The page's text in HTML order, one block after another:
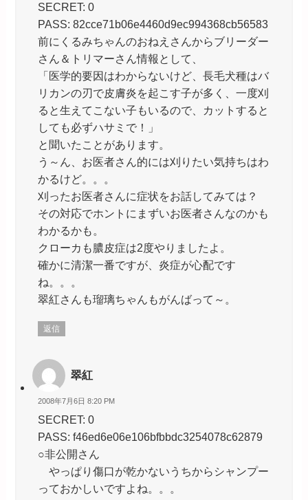
SECRET: 0
PASS: 82cce71b06e4460d9ec994368cb56583
前にくるみちゃんのおねえさんからブリーダー
さん＆トリマーさん情報として、
「医学的要因はわからないけど、長毛犬種はバ
リカンの刃で皮膚炎を起こす子が多く、一度刈
ると生えてこない子もいるので、カットすると
しても必ずハサミで！」
と聞いたことがあります。
う～ん、お医者さん的には刈りたい気持ちはわ
かるけど。。。
刈ったお医者さんに症状をお話してみては？
その対応でホントにまずいお医者さんなのかも
わかるかも。
クローカも膿皮症は2度やりましたよ。
確かに清潔一番ですが、炎症が心配です
ね。。。
翠紅さんも瑠璃ちゃんもがんばって～。
返信
翠紅
2008年7月6日 8:20 PM
SECRET: 0
PASS: f46ed6e06e106bfbbdc3254078c62879
○非公開さん
やっぱり傷口が乾かないうちからシャンプー
っておかしいですよね。。。